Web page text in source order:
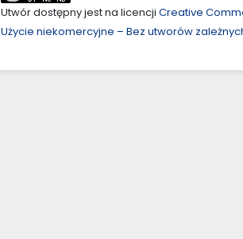
Utwór dostępny jest na licencji Creative
Użycie niekomercyjne – Bez utworów